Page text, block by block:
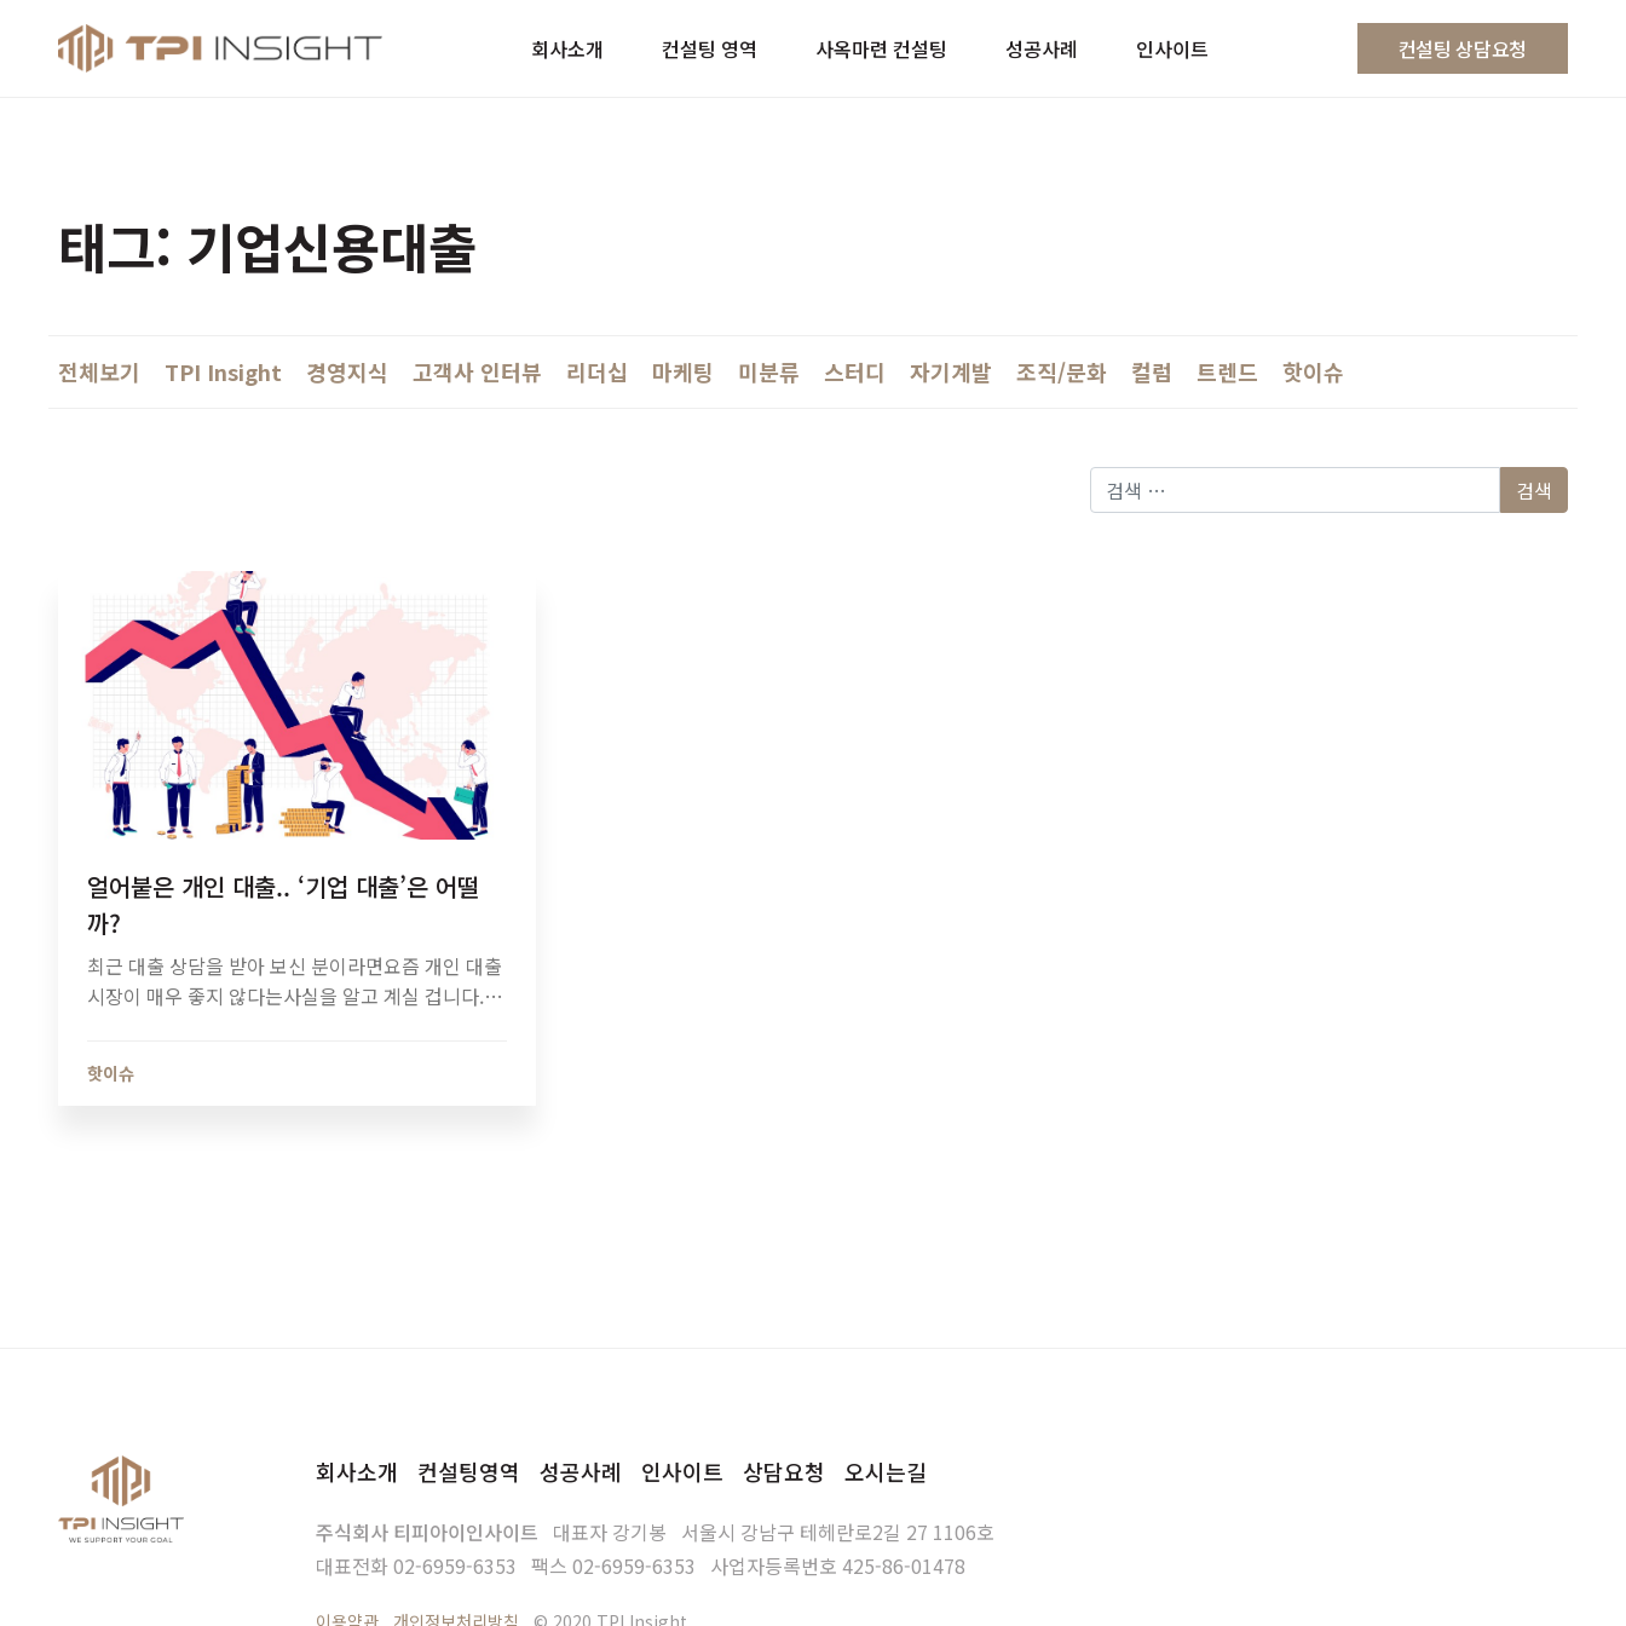
티피아이 인사이트회사소개 컨설팅 영역 사옥마련 컨설팅 성공사례 인사이트 컨설팅 상담요청
태그: 기업신용대출
전체보기 TPI Insight 경영지식 고객사 인터뷰 리더십 마케팅 미분류 스터디 자기계발 조직/문화 컬럼 트렌드 핫이슈
얼어붙은 개인 대출.. ‘기업 대출’은 어떨
까?
최근 대출 상담을 받아 보신 분이라면요즘 개인 대출
시장이 매우 좋지 않다는사실을 알고 계실 겁니다.
한정부 및…
핫이슈
회사소개 컨설팅영역 성공사례 인사이트 상담요청 오시는길
주식회사 티피아이인사이트 대표자 강기봉 서울시 강남구 테헤란로2길 27 1106호
대표전화02-6959-6353 팩스 02-6959-6353 사업자등록번호 425-86-01478
이용약관 개인정보처리방침 © 2020 TPI Insight